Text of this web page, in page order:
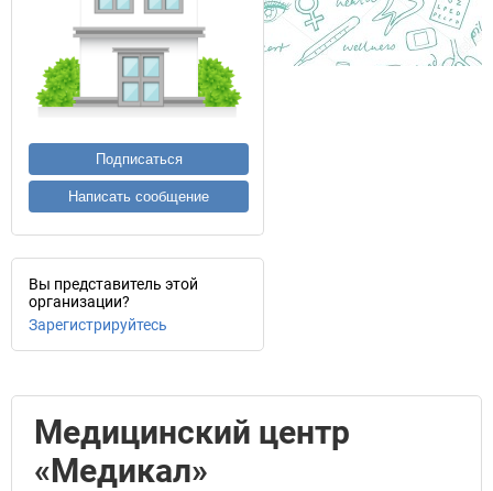
Подписаться
Написать сообщение
Вы представитель этой
организации?
Зарегистрируйтесь
Медицинский центр
«Медикал»